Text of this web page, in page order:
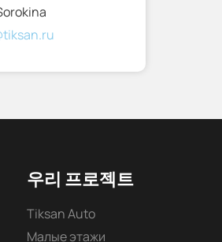
우리 프로젝트
Tiksan Auto
Малые этажи